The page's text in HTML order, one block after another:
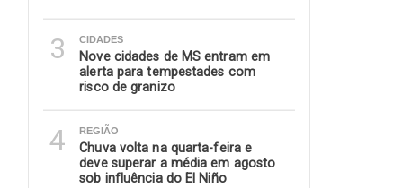
3 CIDADES
Nove cidades de MS entram em
alerta para tempestades com
risco de granizo
4 REGIÃO
Chuva volta na quarta-feira e
deve superar a média em agosto
sob influência do El Niño